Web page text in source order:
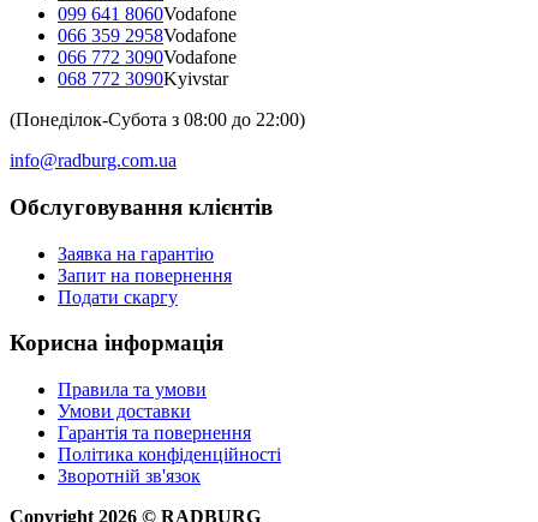
099 641 8060Vodafone
066 359 2958Vodafone
066 772 3090Vodafone
068 772 3090Kyivstar
(Понеділок-Субота з 08:00 до 22:00)
info@radburg.com.ua
Обслуговування клієнтів
Заявка на гарантію
Запит на повернення
Подати скаргу
Корисна інформація
Правила та умови
Умови доставки
Гарантія та повернення
Політика конфіденційності
Зворотній зв'язок
Copyright 2026 © RADBURG